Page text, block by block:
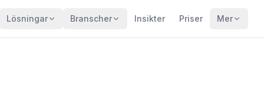
Lösningar Branscher Insikter Priser Mer